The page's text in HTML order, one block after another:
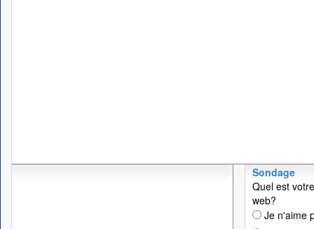
Sondage
Quel est
web?
Je n'aime